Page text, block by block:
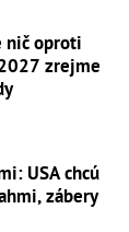
nič oproti
zrejme
USA chcú
zábery